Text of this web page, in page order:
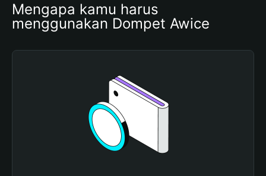
Mengapa kamu harus
menggunakan Dompet Awice